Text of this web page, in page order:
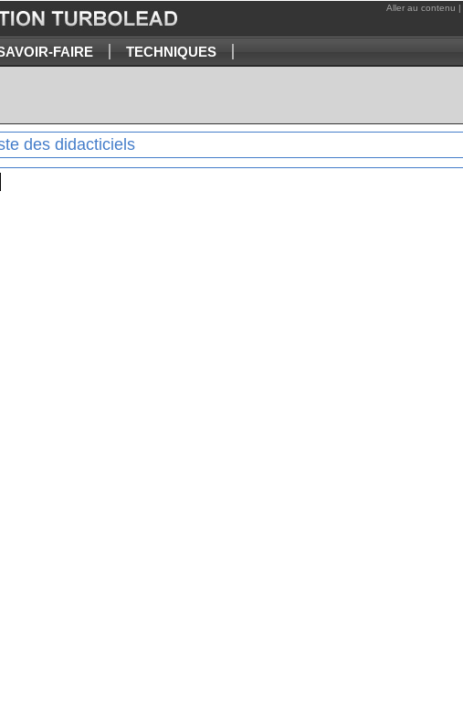
Aller au contenu |
FAIRE TECHNIQUES
des didacticiels